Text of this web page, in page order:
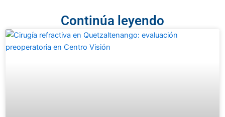
Continúa leyendo